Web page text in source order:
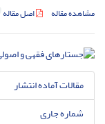
مشاهده مقاله اصل مقاله
مقالات آماده انتشار
شماره جاری